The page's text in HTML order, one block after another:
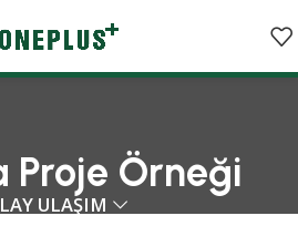
Proje Örneği
ULAŞIM